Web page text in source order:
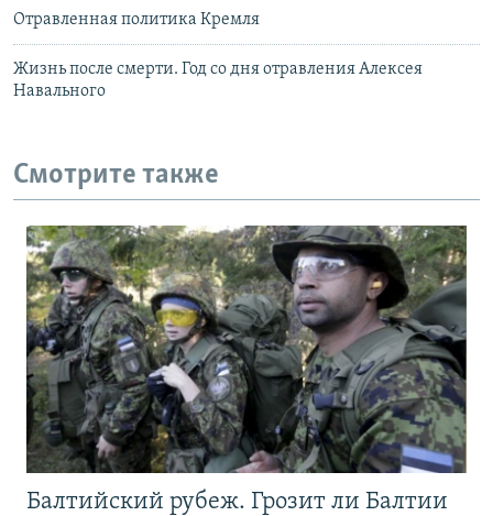
Отравленная политика Кремля
Жизнь после смерти. Год со дня отравления Алексея
Навального
Смотрите также
Балтийский рубеж. Грозит ли Балтии